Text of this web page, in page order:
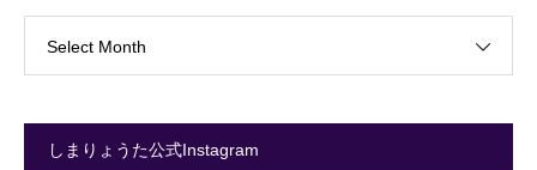
Select Month
しまりょうた公式Instagram